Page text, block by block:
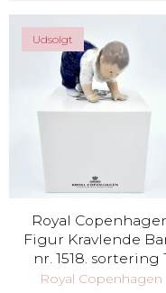
Udsolgt
Royal
Figur Kravlende
nr. 1518. sortering 1
Royal Copenhagen